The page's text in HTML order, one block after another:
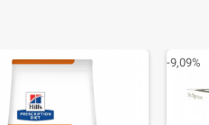
-9,09%